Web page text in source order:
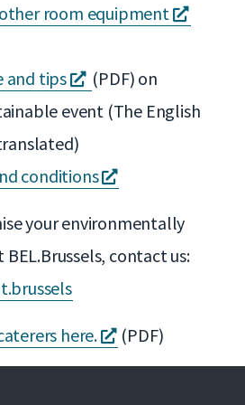
dans
nouvelle
fenêtre
room equipment
s'ouvre
and tips
s'ouvre
dans
nouvelle
(PDF) on
event (The English
conditions
s'ouvre
your environmentally
contact us:
here.
s'ouvre
dans
(PDF)